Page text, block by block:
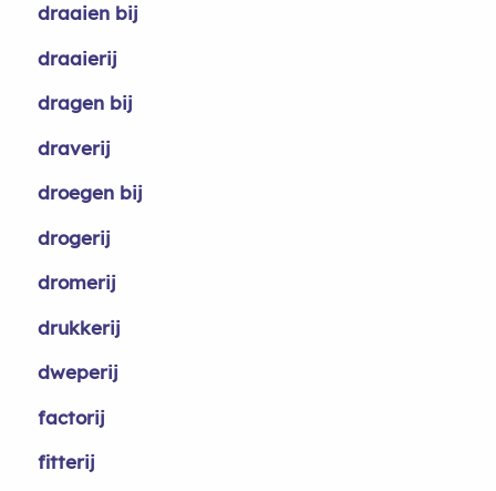
draaien bij
draaierij
dragen bij
draverij
droegen bij
drogerij
dromerij
drukkerij
dweperij
factorij
fitterij